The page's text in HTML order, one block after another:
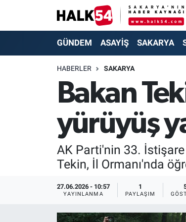
GÜNDEM ASAYİŞ SAKARYA
HABERLER SAKARYA
Bakan
yürüyüş
AK Parti'nin 33.
Tekin, İl Ormanı'nda
27.06.2026 - 10:57
YAYINLANMA
1
PAYLAŞIM
GÜNDEM
SİYASET
EKONOMİ
SOKAK RÖPORTAJLARI
Adapazarı Nöbetçi Eczaneler
Adapazarı Trafik Yoğunluk Haritası
Süper Lig Puan Durumu ve Fikstür
Tüm Manşetler
Son Dakika Haberleri
Haber Arşivi